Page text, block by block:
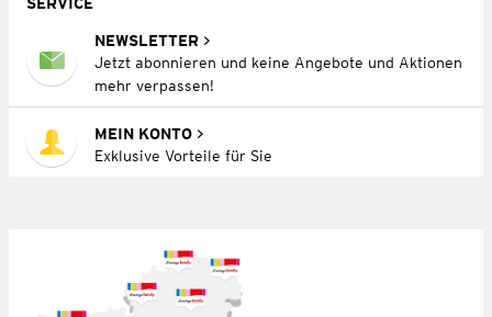
NEWSLETTER
Jetzt abonnieren und keine Angebote und Aktionen
mehr verpassen!
MEIN KONTO
Exklusive Vorteile für Sie